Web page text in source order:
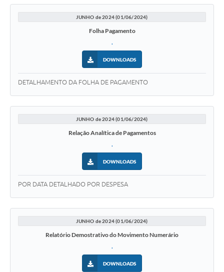
JUNHO de 2024 (01/06/2024)
Folha Pagamento
.
DOWNLOADS
DETALHAMENTO DA FOLHA DE PAGAMENTO
JUNHO de 2024 (01/06/2024)
Relação Analítica de Pagamentos
.
DOWNLOADS
POR DATA DETALHADO POR DESPESA
JUNHO de 2024 (01/06/2024)
Relatório Demostrativo do Movimento Numerário
.
DOWNLOADS